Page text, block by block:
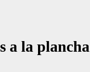
a la plancha